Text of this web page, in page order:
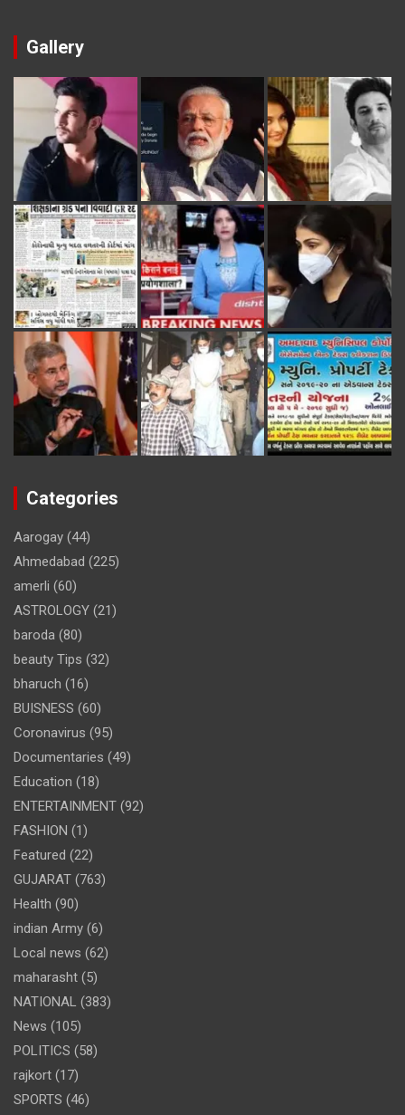
Gallery
Categories
Aarogay (44)
Ahmedabad (225)
amerli (60)
ASTROLOGY (21)
baroda (80)
beauty Tips (32)
bharuch (16)
BUISNESS (60)
Coronavirus (95)
Documentaries (49)
Education (18)
ENTERTAINMENT (92)
FASHION (1)
Featured (22)
GUJARAT (763)
Health (90)
indian Army (6)
Local news (62)
maharasht (5)
NATIONAL (383)
News (105)
POLITICS (58)
rajkort (17)
SPORTS (46)